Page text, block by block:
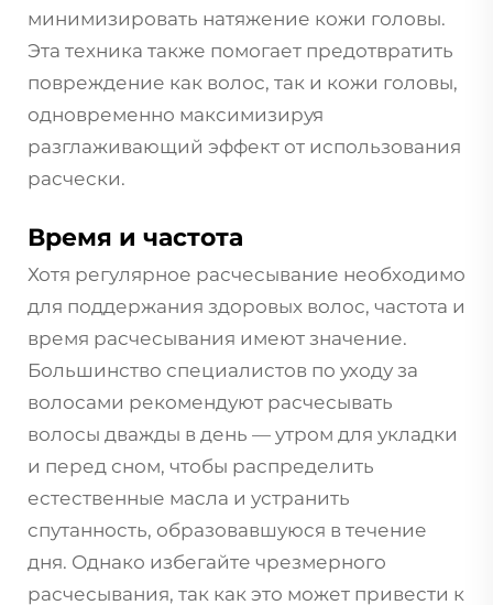
минимизировать натяжение кожи головы.
Эта техника также помогает предотвратить
повреждение как волос, так и кожи головы,
одновременно максимизируя
разглаживающий эффект от использования
расчески.
Время и частота
Хотя регулярное расчесывание необходимо
для поддержания здоровых волос, частота и
время расчесывания имеют значение.
Большинство специалистов по уходу за
волосами рекомендуют расчесывать
волосы дважды в день — утром для укладки
и перед сном, чтобы распределить
естественные масла и устранить
спутанность, образовавшуюся в течение
дня. Однако избегайте чрезмерного
расчесывания, так как это может привести к